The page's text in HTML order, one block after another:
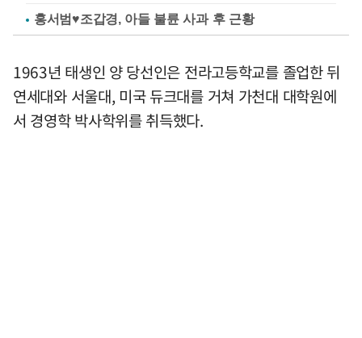
홍서범♥조갑경, 아들 불륜 사과 후 근황
1963년 태생인 양 당선인은 전라고등학교를 졸업한 뒤
연세대와 서울대, 미국 듀크대를 거쳐 가천대 대학원에
서 경영학 박사학위를 취득했다.